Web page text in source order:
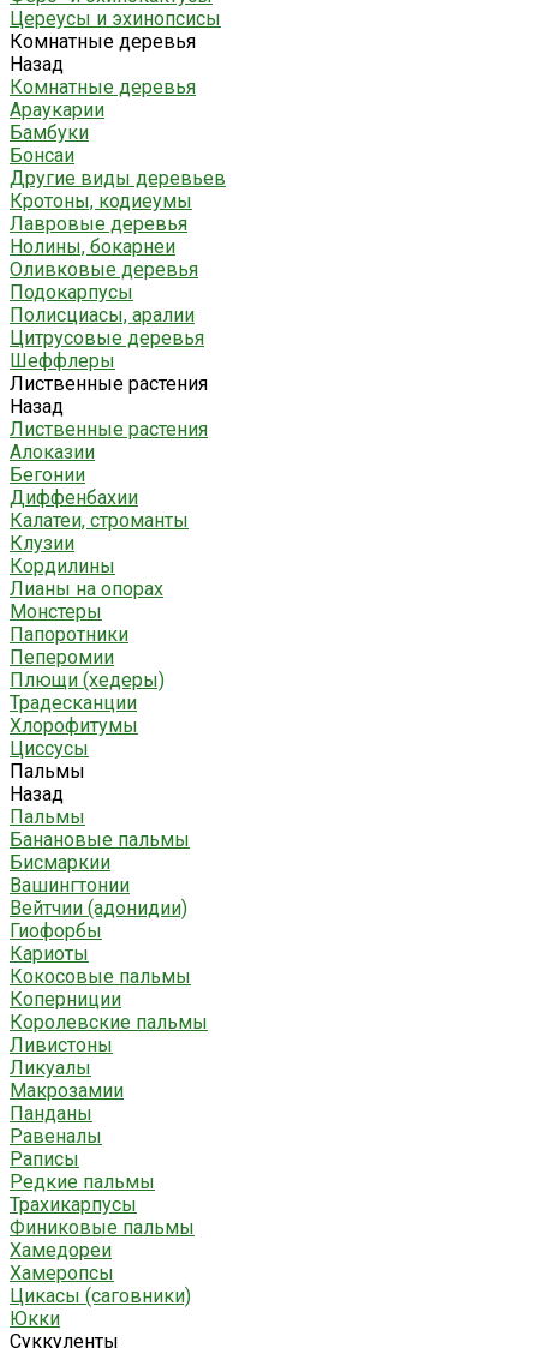
Цереусы и эхинопсисы
Комнатные деревья
Назад
Комнатные деревья
Араукарии
Бамбуки
Бонсаи
Другие виды деревьев
Кротоны, кодиеумы
Лавровые деревья
Нолины, бокарнеи
Оливковые деревья
Подокарпусы
Полисциасы, аралии
Цитрусовые деревья
Шеффлеры
Лиственные растения
Назад
Лиственные растения
Алоказии
Бегонии
Диффенбахии
Калатеи, строманты
Клузии
Кордилины
Лианы на опорах
Монстеры
Папоротники
Пеперомии
Плющи (хедеры)
Традесканции
Хлорофитумы
Циссусы
Пальмы
Назад
Пальмы
Банановые пальмы
Бисмаркии
Вашингтонии
Вейтчии (адонидии)
Гиофорбы
Кариоты
Кокосовые пальмы
Коперниции
Королевские пальмы
Ливистоны
Ликуалы
Макрозамии
Панданы
Равеналы
Раписы
Редкие пальмы
Трахикарпусы
Финиковые пальмы
Хамедореи
Хамеропсы
Цикасы (саговники)
Юкки
Суккуленты